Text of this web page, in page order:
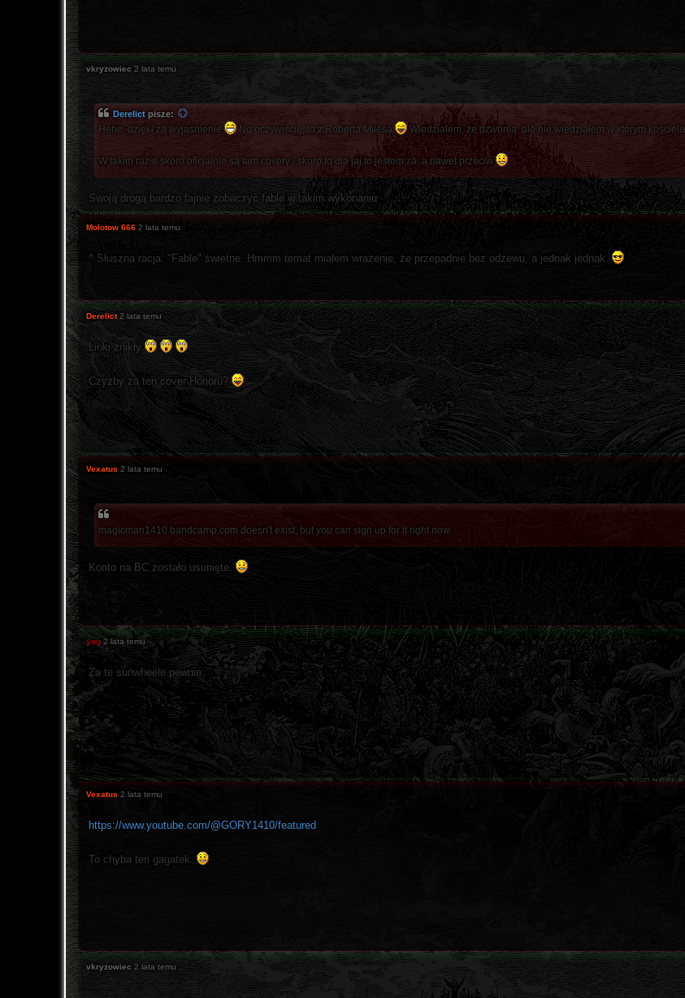
vkryzowiec 2 lata temu
Derelict pisze:
Hehe, dzięki za wyjasnienie No oczywiście, to z Roberta Milesa Wiedziałem, że dzwonią, ale nie wiedziałem w którym kościele
W takim razie skoro oficjalnie są tam covery i skoro to dla jaj to jestem za, a nawet przeciw
Swoją drogą bardzo fajnie zobaczyć fable w takim wykonaniu
Molotow 666 2 lata temu
^ Słuszna racja. "Fable" świetne. Hmmm temat miałem wrażenie, że przepadnie bez odzewu, a jednak jednak.
Derelict 2 lata temu
Linki znikły
Czyżby za ten cover Honoru?
Vexatus 2 lata temu
magicman1410.bandcamp.com doesn't exist, but you can sign up for it right now.
Konto na BC zostało usunięte.
yog 2 lata temu
Za te sunwheele pewnie.
Vexatus 2 lata temu
https://www.youtube.com/@GORY1410/featured
To chyba ten gagatek.
vkryzowiec 2 lata temu